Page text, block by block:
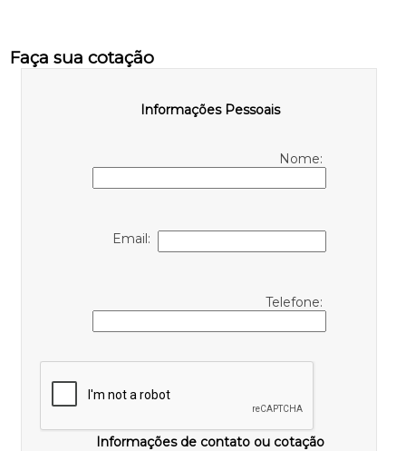
Faça sua cotação
Informações Pessoais
Nome:
Email:
Telefone:
Informações de contato ou cotação